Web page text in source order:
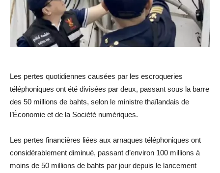
Les pertes quotidiennes causées par les escroqueries
téléphoniques ont été divisées par deux, passant sous la barre
des 50 millions de bahts, selon le ministre thaïlandais de
l’Économie et de la Société numériques.
Les pertes financières liées aux arnaques téléphoniques ont
considérablement diminué, passant d’environ 100 millions à
moins de 50 millions de bahts par jour depuis le lancement